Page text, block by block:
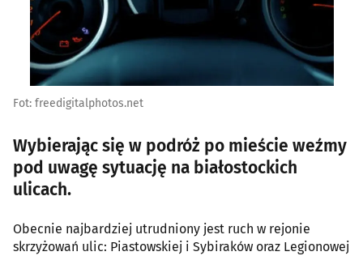
Fot: freedigitalphotos.net
Wybierając się w podróż po mieście weźmy
pod uwagę sytuację na białostockich
ulicach.
Obecnie najbardziej utrudniony jest ruch w rejonie
skrzyżowań ulic: Piastowskiej i Sybiraków oraz Legionowej